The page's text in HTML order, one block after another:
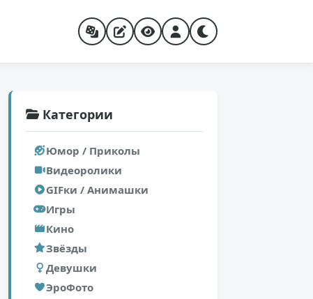
Категории
Юмор / Приколы
Видеоролики
GIFки / Анимашки
Игры
Кино
Звёзды
Девушки
ЭроФото